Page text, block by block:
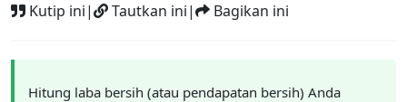
Kutip ini| Tautkan ini| Bagikan ini
Hitung laba bersih (atau pendapatan bersih) Anda